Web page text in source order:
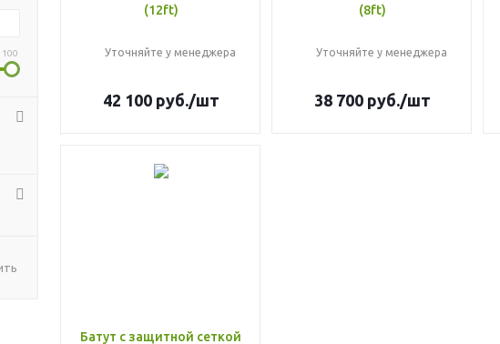
100
(12ft)
Уточняйте у менеджера
42 100руб./шт
(8ft)
Уточняйте у менеджера
38 700руб./шт
Батут с защитной сеткой